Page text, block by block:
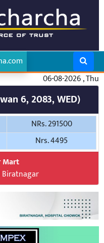
06-08-2026 , Thu
6, 2083, WED)
NRs. 291500
Nrs. 4495
Mart